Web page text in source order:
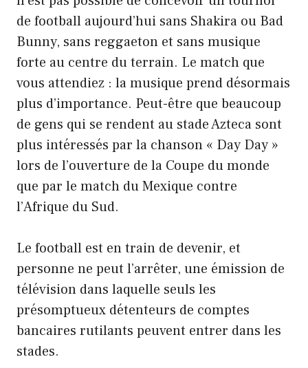
de football aujourd’hui sans Shakira ou Bad
Bunny, sans reggaeton et sans musique
forte au centre du terrain. Le match que
vous attendiez : la musique prend désormais
plus d’importance. Peut-être que beaucoup
de gens qui se rendent au stade Azteca sont
plus intéressés par la chanson « Day Day »
lors de l’ouverture de la Coupe du monde
que par le match du Mexique contre
l’Afrique du Sud.
Le football est en train de devenir, et
personne ne peut l’arrêter, une émission de
télévision dans laquelle seuls les
présomptueux détenteurs de comptes
bancaires rutilants peuvent entrer dans les
stades.